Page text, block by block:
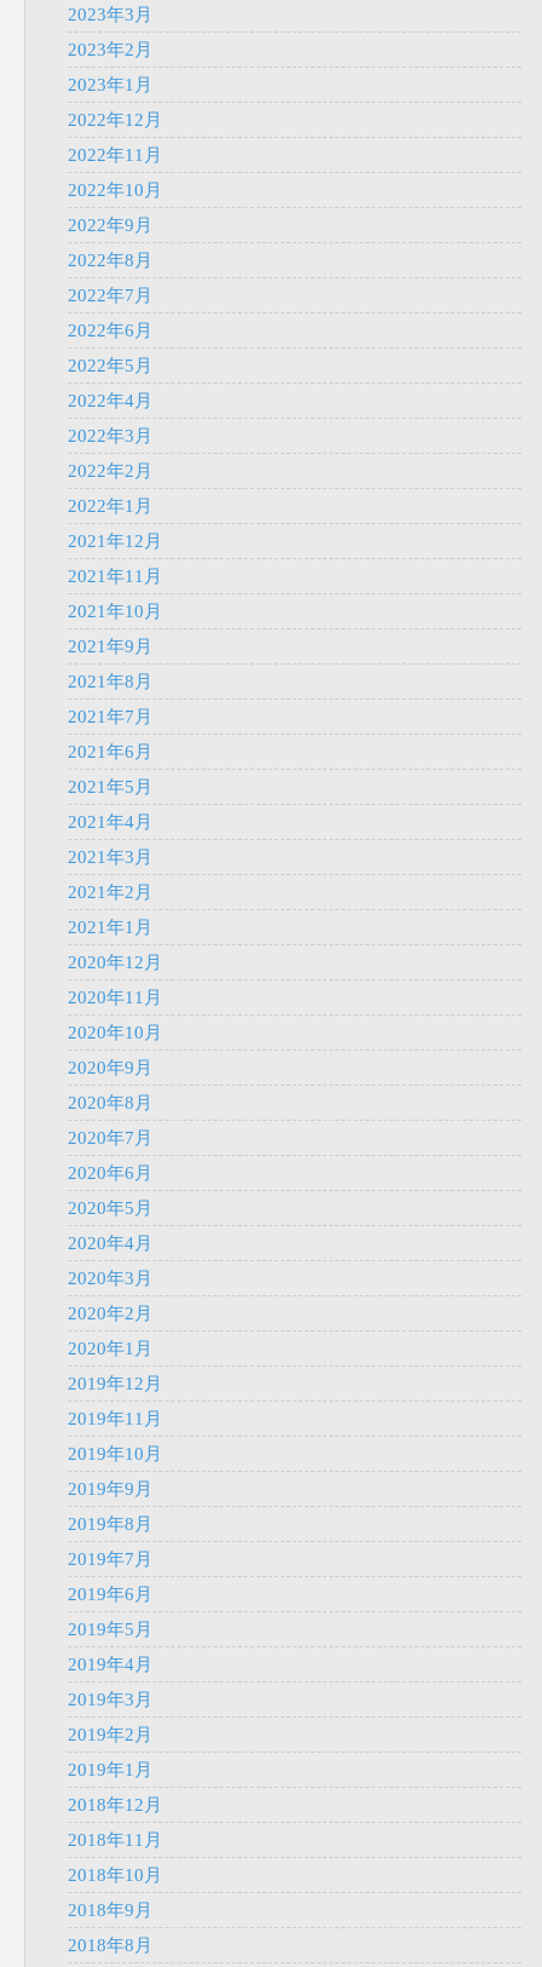
2023年3月
2023年2月
2023年1月
2022年12月
2022年11月
2022年10月
2022年9月
2022年8月
2022年7月
2022年6月
2022年5月
2022年4月
2022年3月
2022年2月
2022年1月
2021年12月
2021年11月
2021年10月
2021年9月
2021年8月
2021年7月
2021年6月
2021年5月
2021年4月
2021年3月
2021年2月
2021年1月
2020年12月
2020年11月
2020年10月
2020年9月
2020年8月
2020年7月
2020年6月
2020年5月
2020年4月
2020年3月
2020年2月
2020年1月
2019年12月
2019年11月
2019年10月
2019年9月
2019年8月
2019年7月
2019年6月
2019年5月
2019年4月
2019年3月
2019年2月
2019年1月
2018年12月
2018年11月
2018年10月
2018年9月
2018年8月